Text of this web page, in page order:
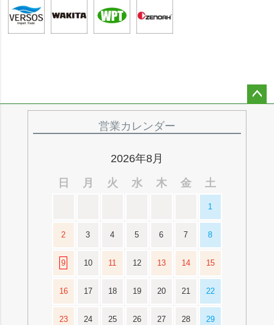
営業カレンダー
2026年8月
日
月 火 水 木 金 土
1
2 3 4 5 6 7 8
9 10 11 12 13 14 15
16 17 18 19 20 21 22
23 24 25 26 27 28 29